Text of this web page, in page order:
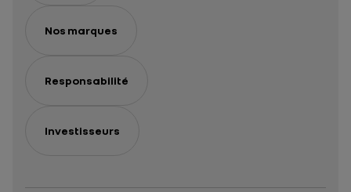
Nos marques
Responsabilité
Investisseurs